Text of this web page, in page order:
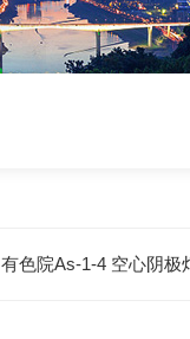
有色院As-1-4 空心阴极